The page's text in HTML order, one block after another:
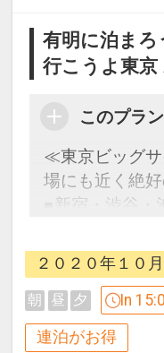
有明に泊まろ
行こうよ東
このプラ
≪東京ビッグサ
場にも近く絶
■新宿・渋谷
■全室シモンズ
続無料で快適♪
【連泊すると
２０２０年１０
朝 昼 夕 In
連泊がお得